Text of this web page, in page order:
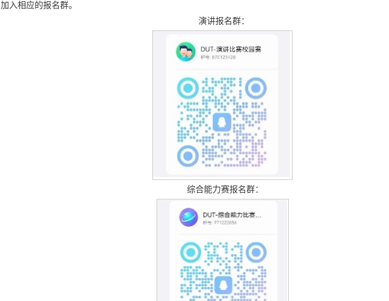
加入相应的报名群。
演讲报名群：
综合能力赛报名群：